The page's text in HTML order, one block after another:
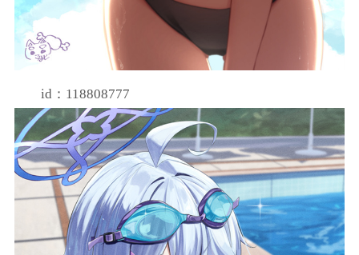
id：118808777